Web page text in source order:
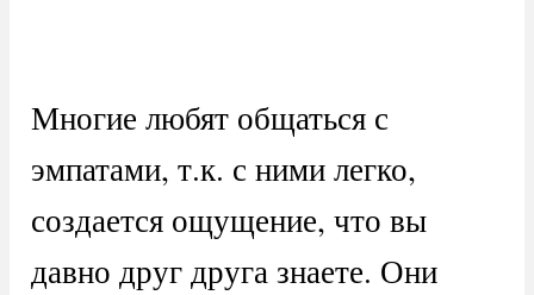
Многие любят общаться с
эмпатами, т.к. с ними легко,
создается ощущение, что вы
давно друг друга знаете. Они